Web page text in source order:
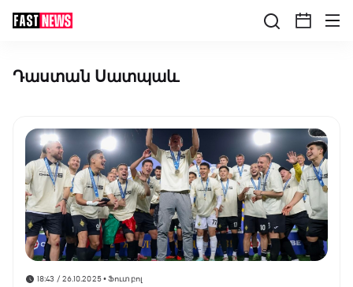
Դաստան Սատպաև
18:43 / 26.10.2025• Ֆուտբոլ